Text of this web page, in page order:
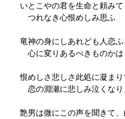
いとこやの君を生命と頼みて
つれなき心恨めしみ思ふ
竜神の身にしあれども人恋ふ
心に変りあるべきものかは
恨めしさ悲しさ此処に凝まり
恋の淵瀬に悲しみ泣くなり
艶男は微にこの声を聞きて、